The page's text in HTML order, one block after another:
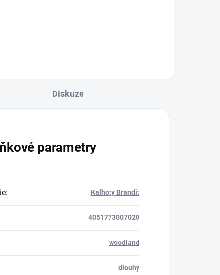
Diskuze
parametry
: Kalhoty Brandit
4051773007020
woodland
dlouhý